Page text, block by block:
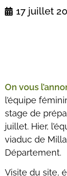
17 juillet
On vous
l’équipe
stage de
juillet. Hier,
viaduc de
Département.
Visite du site,